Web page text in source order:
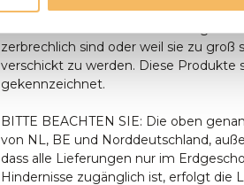
Leider können nicht alle Sendungen
zerbrechlich sind oder weil sie zu
verschickt zu werden. Diese Produkte
gekennzeichnet.
BITTE BEACHTEN SIE: Die oben
von NL, BE und Norddeutschland,
dass alle Lieferungen nur im
Hindernisse zugänglich ist, erfolgt die